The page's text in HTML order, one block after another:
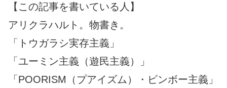
【この記事を書いている人】
アリクラハルト。物書き。
「トウガラシ実存主義」
「ユーミン主義（遊民主義）」
「POORISM（プアイズム）・ビンボー主義」